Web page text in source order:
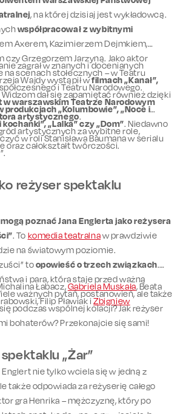
, na której dzisiaj jest wykładowcą.
współpracował z wybitnymi
Axerem, Kazimierzem Dejmkiem,
czy Grzegorzem Jarzyną. Jako aktor
na scenach stołecznych – w Teatru
i Teatru Narodowego.
w warszawskim Teatrze Narodowym
artystycznego.
zagrał w znanych i docenianych
Wajdy wystąpił wfilmach „Kanał”,
Widzom dał się zapamiętać również dzięki
produkcjach „Kolumbowie”, „Noce i
„Lalka” czy „Dom”. Niedawno
w roli Stanisława Baumana w serialu
artystycznych za wybitne role,
oraz całokształt twórczości.
reżyser spektaklu
poznać Jana Englerta jako reżysera
. To komedia teatralnaw prawdziwie
na światowym poziomie.
toopowieść o trzech związkach.
i para, która staje przed ważną
ważnych pytań, postanowień, ale także
podczas wspólnej kolacji? Jak reżyser
bohaterów? Przekonajcie się sami!
Łabacz,Gabriela Muskała, Beata
Filip Pławiak iZbigniew
„Żar”
Englert nie tylko wciela się w jedną z
także odpowiada za reżyserię całego
gra Henrika – mężczyznę, który po